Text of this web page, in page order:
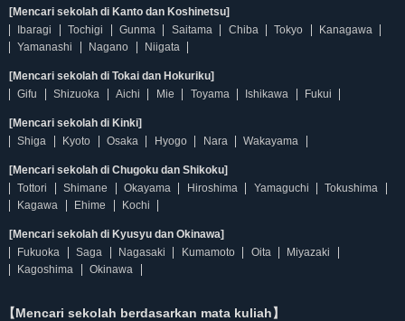
[Mencari sekolah di Kanto dan Koshinetsu]
Ibaragi
Tochigi Gunma Saitama Chiba Tokyo
Kanagawa
Yamanashi
Nagano Niigata
[Mencari sekolah di Tokai dan Hokuriku]
Gifu
Shizuoka Aichi Mie Toyama Ishikawa Fukui
[Mencari sekolah di Kinki]
Shiga
Kyoto Osaka Hyogo Nara Wakayama
[Mencari sekolah di Chugoku dan Shikoku]
Tottori
Shimane Okayama Hiroshima Yamaguchi
Tokushima
Kagawa
Ehime Kochi
[Mencari sekolah di Kyusyu dan Okinawa]
Fukuoka
Saga Nagasaki Kumamoto Oita
Miyazaki
Kagoshima
Okinawa
【Mencari sekolah berdasarkan mata kuliah】